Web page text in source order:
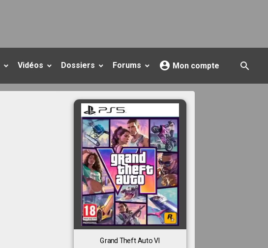
Vidéos Dossiers Forums Mon compte
Grand Theft Auto VI